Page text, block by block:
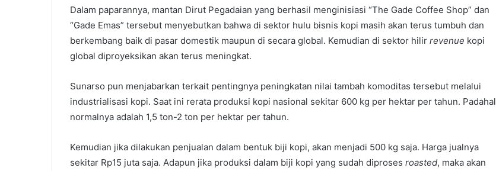
Dalam paparannya, mantan Dirut Pegadaian yang berhasil menginisiasi “The Gade Coffee Shop” dan
“Gade Emas” tersebut menyebutkan bahwa di sektor hulu bisnis kopi masih akan terus tumbuh dan
berkembang baik di pasar domestik maupun di secara global. Kemudian di sektor hilir revenue kopi
global diproyeksikan akan terus meningkat.
Sunarso pun menjabarkan terkait pentingnya peningkatan nilai tambah komoditas tersebut melalui
industrialisasi kopi. Saat ini rerata produksi kopi nasional sekitar 600 kg per hektar per tahun. Padahal
normalnya adalah 1,5 ton-2 ton per hektar per tahun.
Kemudian jika dilakukan penjualan dalam bentuk biji kopi, akan menjadi 500 kg saja. Harga jualnya
sekitar Rp15 juta saja. Adapun jika produksi dalam biji kopi yang sudah diproses roasted, maka akan